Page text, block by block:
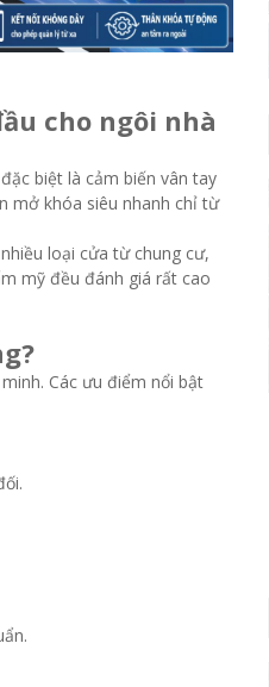
cho ngôi nhà
biệt là cảm biến vân tay
mở khóa siêu nhanh chỉ từ
loại cửa từ chung cư,
mỹ đều đánh giá rất cao
Các ưu điểm nổi bật